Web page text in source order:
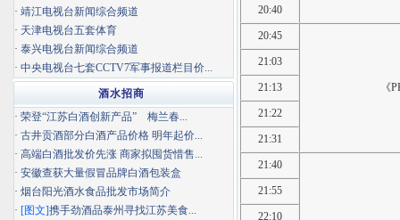
20:40
20:45
《
21:03
21:13
21:22
21:31
21:40
21:55
22:10
· 靖江电视台新闻综合频道
· 天津电视台五套体育
· 泰兴电视台新闻综合频道
· 中央电视台七套CCTV7军事报道栏目价...
酒水招商
· 荣登“江苏白酒创新产品” 梅兰春...
· 古井贡酒部分白酒产品价格 明年起价...
· 高端白酒批发价先涨 商家拟囤货惜售...
· 安徽查获大量假冒品牌白酒包装盒
· 烟台阳光酒水食品批发市场简介
· [图文]携手劲酒品泰州寻找江苏美食...